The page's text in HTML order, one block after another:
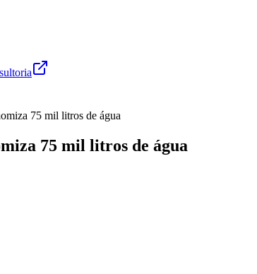
75 mil litros de água
75 mil litros de água